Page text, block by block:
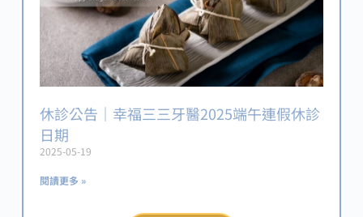
休診公告｜幸福三三牙醫2025端午連假休診
日期
2025-05-19
閱讀更多 »